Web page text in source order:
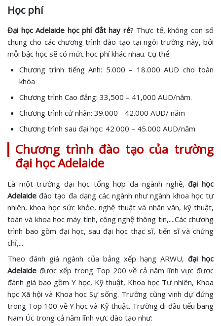
Học phí
Đại học Adelaide học phí đắt hay rẻ? Thực tế, không con số
chung cho các chương trình đào tạo tại ngôi trường này, bởi
mỗi bậc học sẽ có mức học phí khác nhau. Cụ thể:
Chương trình tiếng Anh: 5.000 – 18.000 AUD cho toàn
khóa
Chương trình Cao đẳng: 33,500 – 41,000 AUD/năm.
Chương trình cử nhân: 39.000 - 42.000 AUD/ năm
Chương trình sau đại học: 42.000 – 45.000 AUD/năm
Chương trình đào tạo của trường
đại học Adelaide
Là một trường đại học tổng hợp đa ngành nghề,đại học
Adelaide đào tạo đa dạng các ngành như ngành khoa học tự
nhiên, khoa học sức khỏe, nghệ thuật và nhân văn, kỹ thuật,
toán và khoa học máy tính, công nghệ thông tin,....Các chương
trình bao gồm đại học, sau đại học thạc sĩ, tiến sĩ và chứng
chỉ,...
Theo đánh giá ngành của bảng xếp hạng ARWU, đại học
Adelaide được xếp trong Top 200 về cả năm lĩnh vực được
đánh giá bao gồm Y học, Kỹ thuật, Khoa học Tự nhiên, Khoa
học Xã hội và Khoa học Sự sống. Trường cũng vinh dự đứng
trong Top 100 về Y học và Kỹ thuật. Trường đi đầu tiểu bang
Nam Úc trong cả năm lĩnh vực đào tạo như: